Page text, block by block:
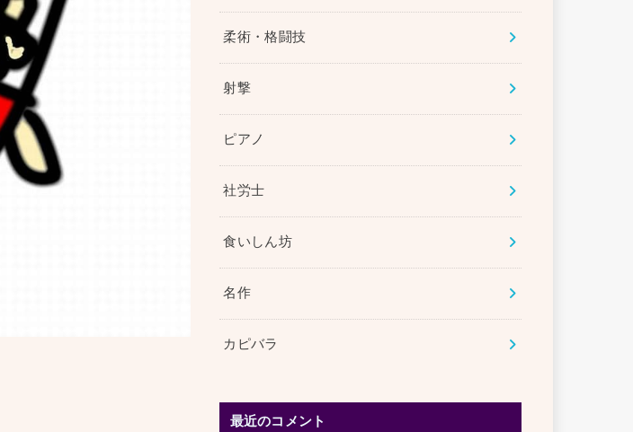
柔術・格闘技
射撃
ピアノ
社労士
食いしん坊
名作
カピバラ
最近のコメント